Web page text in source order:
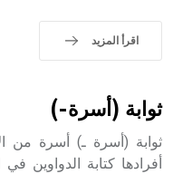
اقرأ المزيد
ثوابة (أسرة-)
ثوابة (أسرة ـ) أسرة من
أفرادها كتابة